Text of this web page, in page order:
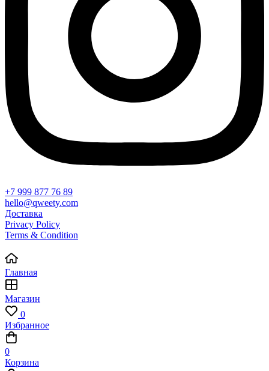
+7 999 877 76 89
hello@qweety.com
Доставка
Privacy Policy
Terms & Condition
Главная
Магазин
0
Избранное
0
Корзина